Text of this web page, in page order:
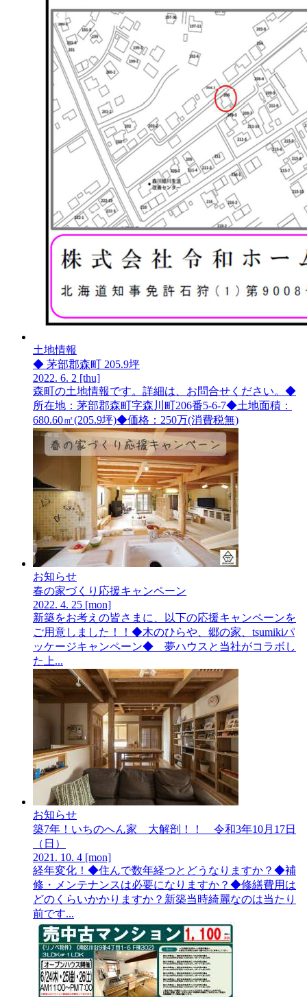
土地情報
◆ 茅部郡森町 205.9坪
2022. 6. 2 [thu]
森町の土地情報です。詳細は、お問合せください。◆
所在地：茅部郡森町字森川町206番5-6-7◆土地面積：
680.60㎡(205.9坪)◆価格：250万(消費税無)
お知らせ
春の家づくり応援キャンペーン
2022. 4. 25 [mon]
新築をお考えの皆さまに、以下の応援キャンペーンを
ご用意しました！！◆木のひらや、郷の家、tsumikiパ
ッケージキャンペーン◆ 夢ハウスと当社がコラボし
た上...
お知らせ
築7年！いちのへん家 大解剖！！ 令和3年10月17日
（日）
2021. 10. 4 [mon]
経年変化！◆住んで数年経つとどうなりますか？◆補
修・メンテナンスは必要になりますか？◆修繕費用は
どのくらいかかりますか？新築当時綺麗なのは当たり
前です...